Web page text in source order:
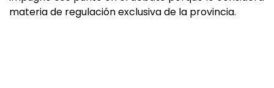
materia de regulación exclusiva de la provincia.